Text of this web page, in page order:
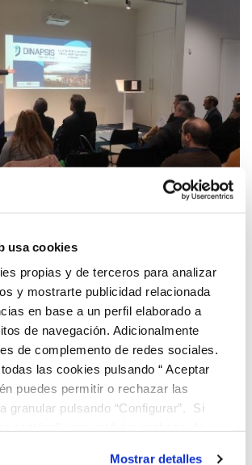
usa cookies
propias y de terceros para analizar
y mostrarte publicidad relacionada
en base a un perfil elaborado a
de navegación. Adicionalmente
de complemento de redes sociales.
las cookies pulsando “ Aceptar
puedes permitir o rechazar las
granular pulsando “Configurar”. Si
Mostrar detalles
el espacio de referencia
y lanzamiento de
al cambio climático y